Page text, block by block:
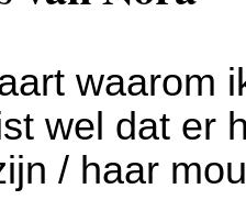
waarom
wel dat er
/ haar